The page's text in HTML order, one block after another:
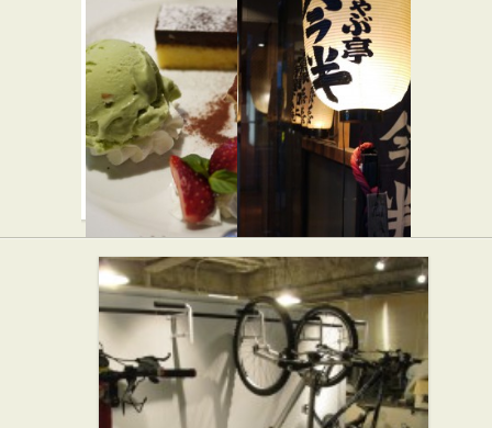
モクバザ
★☆☆
カレー屋
バー・居酒屋
カンボジ
ア料理 ア
ンコール
ワット ★☆☆
アジア・エスニッ
トスカー
ナ 代々木
店 ★☆☆
イタリアン
代々木 今
半
★★★
和食